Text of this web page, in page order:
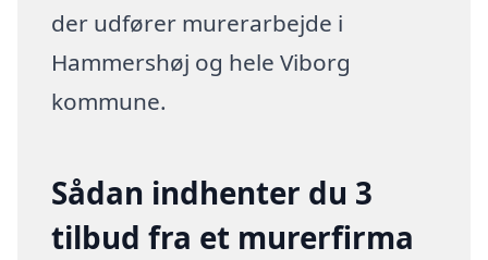
der udfører murerarbejde i
Hammershøj og hele Viborg
kommune.
Sådan indhenter du 3
tilbud fra et murerfirma